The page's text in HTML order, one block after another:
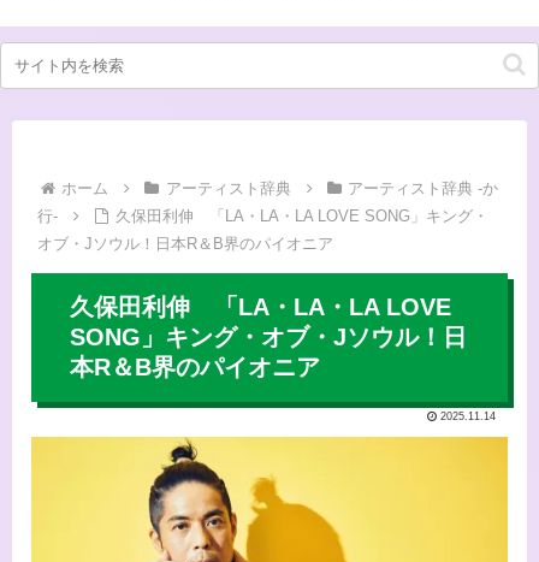
ホーム アーティスト辞典
アーティスト辞典 -か
行-
久保田利伸 「LA・LA・LA LOVE SONG」キング・
オブ・Jソウル！日本R＆B界のパイオニア
久保田利伸 「LA・LA・LA LOVE
SONG」キング・オブ・Jソウル！日
本R＆B界のパイオニア
2025.11.14